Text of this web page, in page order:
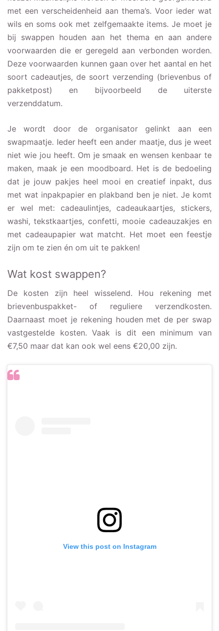
met een verscheidenheid aan thema’s. Voor ieder wat
wils en soms ook met zelfgemaakte items. Je moet je
bij swappen houden aan het thema en aan andere
voorwaarden die er geregeld aan verbonden worden.
Deze voorwaarden kunnen gaan over het aantal en het
soort cadeautjes, de soort verzending (brievenbus of
pakketpost) en bijvoorbeeld de uiterste
verzenddatum.
Je wordt door de organisator gelinkt aan een
swapmaatje. Ieder heeft een ander maatje, dus je weet
niet wie jou heeft. Om je smaak en wensen kenbaar te
maken, maak je een moodboard. Het is de bedoeling
dat je jouw pakjes heel mooi en creatief inpakt, dus
met wat inpakpapier en plakband ben je niet. Je komt
er wel met: cadeaulintjes, cadeaukaartjes, stickers,
washi, tekstkaartjes, confetti, mooie cadeauzakjes en
met cadeaupapier wat matcht. Het moet een feestje
zijn om te zien én om uit te pakken!
Wat kost swappen?
De kosten zijn heel wisselend. Hou rekening met
brievenbuspakket- of reguliere verzendkosten.
Daarnaast moet je rekening houden met de per swap
vastgestelde kosten. Vaak is dit een minimum van
€7,50 maar dat kan ook wel eens €20,00 zijn.
View this post on Instagram